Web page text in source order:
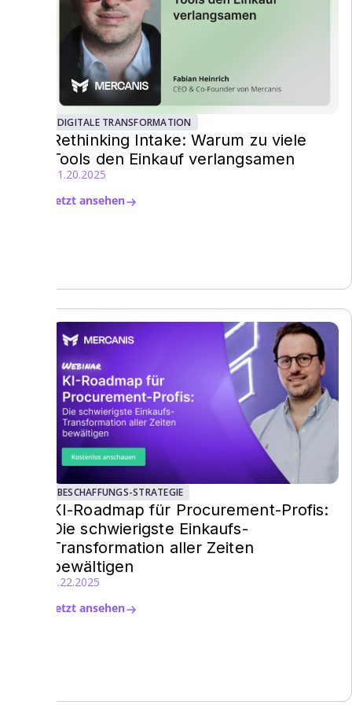
DIGITALE TRANSFORMATION
Rethinking Intake: Warum zu viele
Tools den Einkauf verlangsamen
11.20.2025
Jetzt ansehen
BESCHAFFUNGS-STRATEGIE
KI-Roadmap für Procurement-Profis:
Die schwierigste Einkaufs-
Transformation aller Zeiten
bewältigen
5.22.2025
Jetzt ansehen